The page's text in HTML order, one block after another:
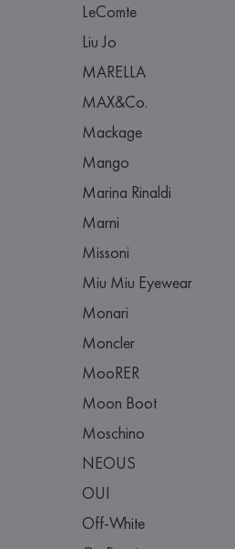
LeComte
Liu Jo
MARELLA
MAX&Co.
Mackage
Mango
Marina Rinaldi
Marni
Missoni
Miu Miu Eyewear
Monari
Moncler
MooRER
Moon Boot
Moschino
NEOUS
OUI
Off-White